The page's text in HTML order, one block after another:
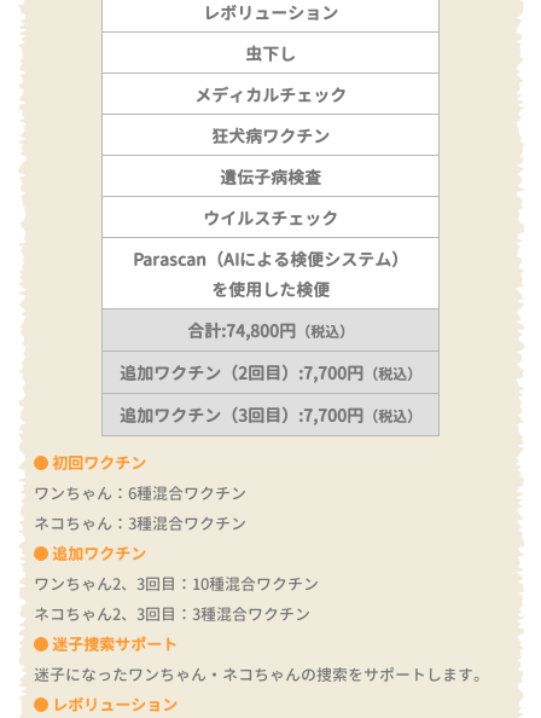
初回ワクチン
ワンちゃん：6種混合ワクチン
ネコちゃん：3種混合ワクチン
追加ワクチン
ワンちゃん2、3回目：10種混合ワクチン
ネコちゃん2、3回目：3種混合ワクチン
迷子捜索サポート
迷子になったワンちゃん・ネコちゃんの捜索をサポートします。
レボリューション
レボリューション
虫下し
メディカルチェック
狂犬病ワクチン
遺伝子病検査
ウイルスチェック
Parascan（AIによる検便システム）
を使用した検便
合計:74,800円 （税込）
追加ワクチン（2回目）:7,700円 （税込）
追加ワクチン（3回目）:7,700円 （税込）